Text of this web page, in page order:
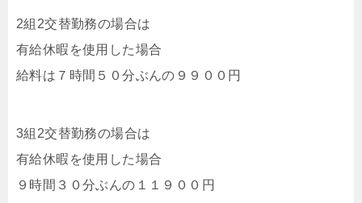
2組2交替勤務の場合は
有給休暇を使用した場合
給料は７時間５０分ぶんの９９００円
3組2交替勤務の場合は
有給休暇を使用した場合
９時間３０分ぶんの１１９００円